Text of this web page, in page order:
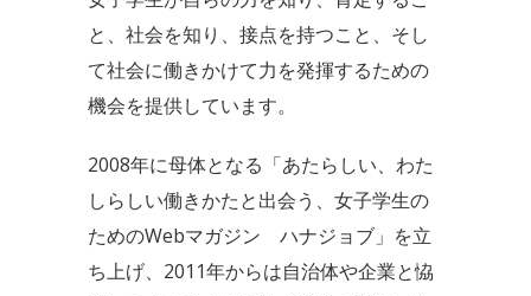
と、社会を知り、接点を持つこと、そし
て社会に働きかけて力を発揮するための
機会を提供しています。
2008年に母体となる「あたらしい、わた
しらしい働きかたと出会う、女子学生の
ためのWebマガジン ハナジョブ」を立
ち上げ、2011年からは自治体や企業と恊